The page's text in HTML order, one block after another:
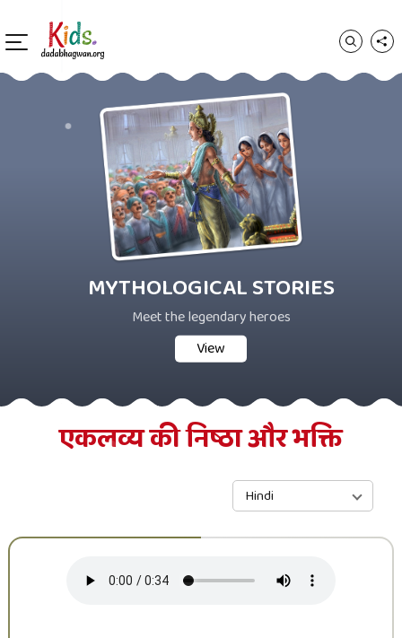
MYTHOLOGICAL STORIES
Meet the legendary heroes
View
एकलव्य की निष्ठा और भक्ति
Hindi